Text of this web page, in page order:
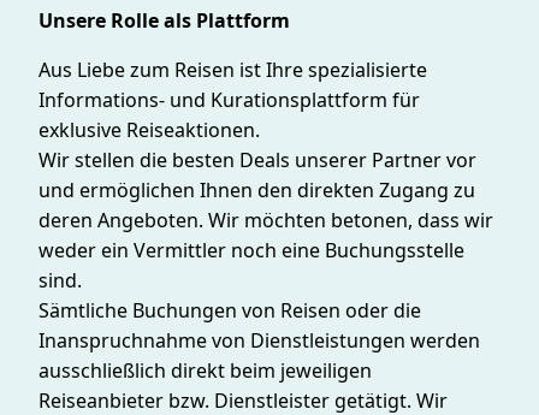
Unsere Rolle als Plattform
Aus Liebe zum Reisen ist Ihre spezialisierte
Informations- und Kurationsplattform für
exklusive Reiseaktionen.
Wir stellen die besten Deals unserer Partner vor
und ermöglichen Ihnen den direkten Zugang zu
deren Angeboten. Wir möchten betonen, dass wir
weder ein Vermittler noch eine Buchungsstelle
sind.
Sämtliche Buchungen von Reisen oder die
Inanspruchnahme von Dienstleistungen werden
ausschließlich direkt beim jeweiligen
Reiseanbieter bzw. Dienstleister getätigt. Wir